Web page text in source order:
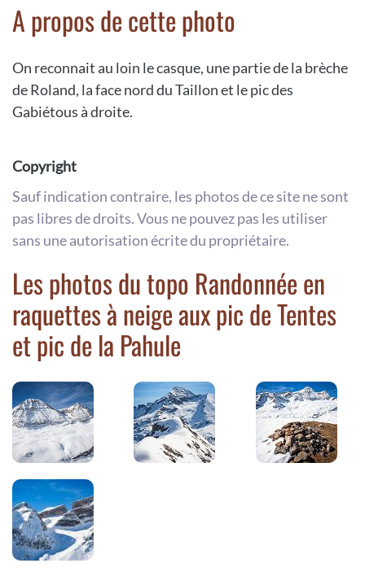
A propos de cette photo
On reconnait au loin le casque, une partie de la brèche
de Roland, la face nord du Taillon et le pic des
Gabiétous à droite.
Copyright
Sauf indication contraire, les photos de ce site ne sont
pas libres de droits. Vous ne pouvez pas les utiliser
sans une autorisation écrite du propriétaire.
Les photos du topo Randonnée en
raquettes à neige aux pic de Tentes
et pic de la Pahule